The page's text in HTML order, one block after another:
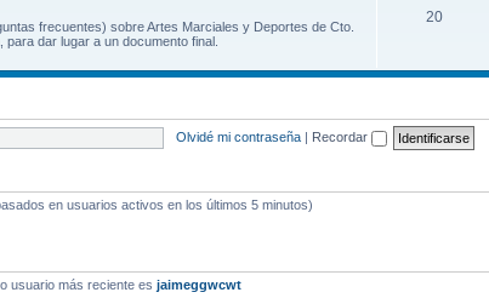
frecuentes) sobre Artes Marciales y Deportes de Cto.
dar lugar a un documento final.
20
Olvidé mi contraseña | Recordar
en usuarios activos en los últimos 5 minutos)
usuario más reciente es jaimeggwcwt